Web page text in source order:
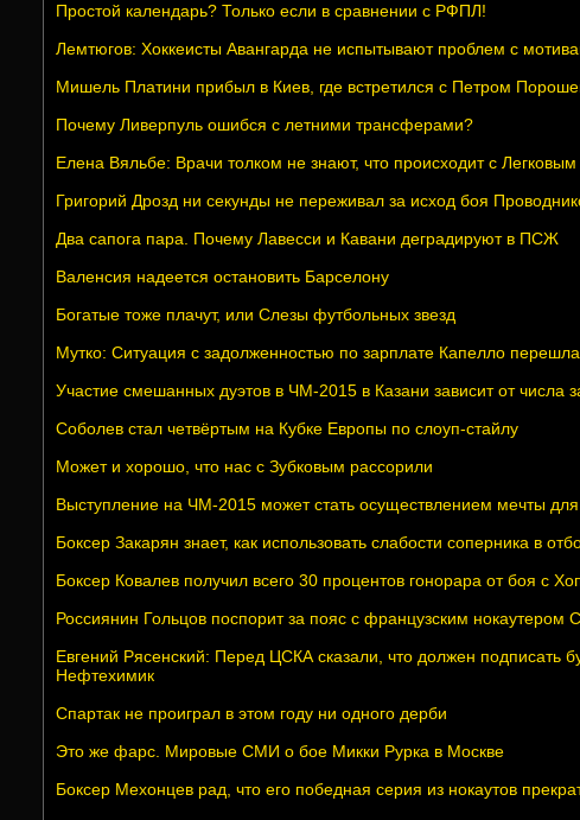
Простой календарь? Только если в сравнении с РФПЛ!
Лемтюгов: Хоккеисты Авангарда не испытывают проблем с
Мишель Платини прибыл в Киев, где встретился с Петром
Почему Ливерпуль ошибся с летними трансферами?
Елена Вяльбе: Врачи толком не знают, что происходит с Легковым
Григорий Дрозд ни секунды не переживал за исход боя
Два сапога пара. Почему Лавесси и Кавани деградируют в ПСЖ
Валенсия надеется остановить Барселону
Богатые тоже плачут, или Слезы футбольных звезд
Мутко: Ситуация с задолженностью по зарплате Капелло
Участие смешанных дуэтов в ЧМ-2015 в Казани зависит от числа
Соболев стал четвёртым на Кубке Европы по слоуп-стайлу
Может и хорошо, что нас с Зубковым рассорили
Выступление на ЧМ-2015 может стать осуществлением мечты
Боксер Закарян знает, как иcпользовать слабости соперника в
Боксер Ковалев получил всего 30 процентов гонорара от боя с
Россиянин Гольцов поспорит за пояс с французским нокаутером
Евгений Рясенский: Перед ЦСКА сказали, что должен подписать
Нефтехимик
Спартак не проиграл в этом году ни одного дерби
Это же фарс. Мировые СМИ о бое Микки Рурка в Москве
Боксер Мехонцев рад, что его победная серия из нокаутов